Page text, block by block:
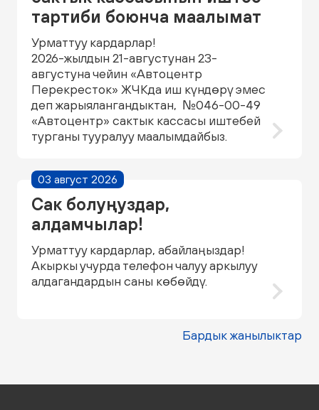
тартиби боюнча маалымат
Урматтуу кардарлар!
2026-жылдын 21-августунан 23-
августуна чейин «Автоцентр
Перекресток» ЖЧКда иш күндөрү эмес
деп жарыялангандыктан, №046-00-49
«Автоцентр» сактык кассасы иштебей
турганы тууралуу маалымдайбыз.
03 август 2026
Сак болуңуздар,
алдамчылар!
Урматтуу кардарлар, абайлаңыздар!
Акыркы учурда телефон чалуу аркылуу
алдагандардын саны көбөйдү.
Бардык жанылыктар